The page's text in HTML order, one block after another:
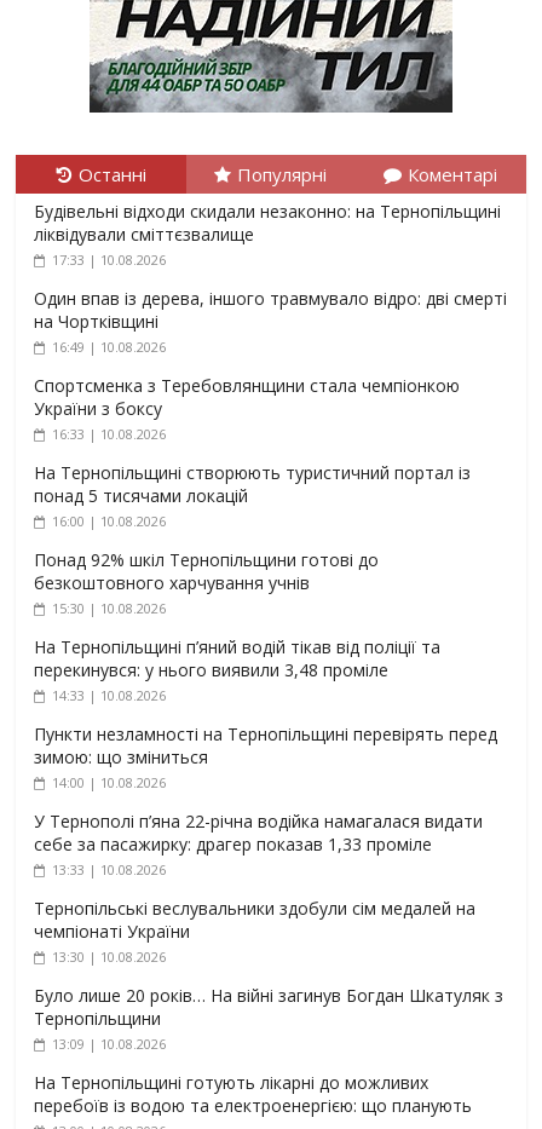
Останні Популярні Коментарі
Будівельні відходи скидали незаконно: на Тернопільщині
ліквідували сміттєзвалище
17:33 | 10.08.2026
Один впав із дерева, іншого травмувало відро: дві смерті
на Чортківщині
16:49 | 10.08.2026
Спортсменка з Теребовлянщини стала чемпіонкою
України з боксу
16:33 | 10.08.2026
На Тернопільщині створюють туристичний портал із
понад 5 тисячами локацій
16:00 | 10.08.2026
Понад 92% шкіл Тернопільщини готові до
безкоштовного харчування учнів
15:30 | 10.08.2026
На Тернопільщині п’яний водій тікав від поліції та
перекинувся: у нього виявили 3,48 проміле
14:33 | 10.08.2026
Пункти незламності на Тернопільщині перевірять перед
зимою: що зміниться
14:00 | 10.08.2026
У Тернополі п’яна 22-річна водійка намагалася видати
себе за пасажирку: драгер показав 1,33 проміле
13:33 | 10.08.2026
Тернопільські веслувальники здобули сім медалей на
чемпіонаті України
13:30 | 10.08.2026
Було лише 20 років… На війні загинув Богдан Шкатуляк з
Тернопільщини
13:09 | 10.08.2026
На Тернопільщині готують лікарні до можливих
перебоїв із водою та електроенергією: що планують